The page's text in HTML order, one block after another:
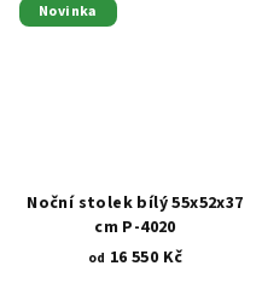
Novinka
Noční stolek bílý 55x52x37
cm P-4020
od 16 550 Kč